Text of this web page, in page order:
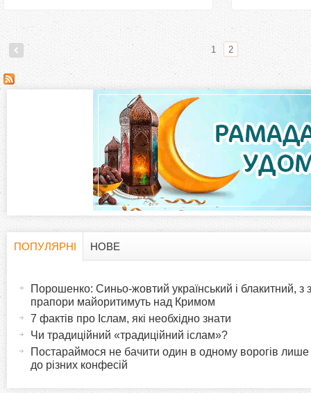
С
т
р
і
к
1 2
ПОПУЛЯРНІ
НОВЕ
Порошенко: Синьо-жовтий український і блакитний, з
прапори майоритимуть над Кримом
7 фактів про Іслам, які необхідно знати
Чи традиційний «традиційний іслам»?
Постараймося не бачити один в одному ворогів лише
до різних конфесій